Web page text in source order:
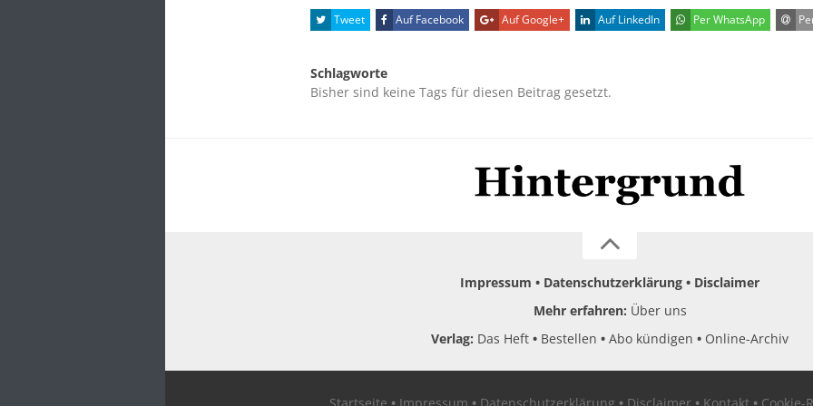
Tweet Auf Facebook Auf Google+ Auf LinkedIn Per WhatsApp
Schlagworte
Bisher sind keine Tags für diesen Beitrag gesetzt.
Impressum Datenschutzerklärung
Disclaimer
Mehr erfahren: Über uns
Verlag: Das Heft Bestellen Abo kündigen Online-Archiv